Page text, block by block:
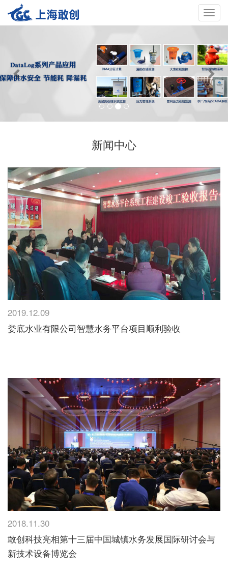
Toggle
新闻中心
2019.12.09
娄底水业有限公司智慧水务平台项目顺利验收
2018.11.30
敢创科技亮相第十三届中国城镇水务发展国际研讨会与
新技术设备博览会